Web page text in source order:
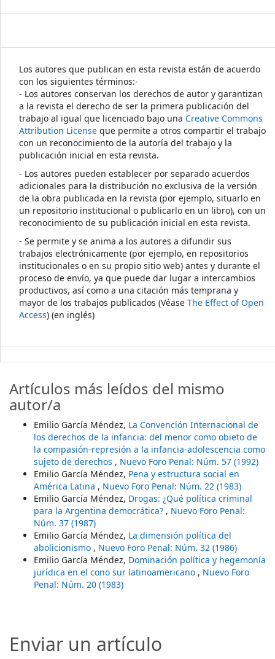
Los autores que publican en esta revista están de acuerdo
con los siguientes términos:-
- Los autores conservan los derechos de autor y garantizan
a la revista el derecho de ser la primera publicación del
trabajo al igual que licenciado bajo una Creative Commons
Attribution License que permite a otros compartir el trabajo
con un reconocimiento de la autoría del trabajo y la
publicación inicial en esta revista.
- Los autores pueden establecer por separado acuerdos
adicionales para la distribución no exclusiva de la versión
de la obra publicada en la revista (por ejemplo, situarlo en
un repositorio institucional o publicarlo en un libro), con un
reconocimiento de su publicación inicial en esta revista.
- Se permite y se anima a los autores a difundir sus
trabajos electrónicamente (por ejemplo, en repositorios
institucionales o en su propio sitio web) antes y durante el
proceso de envío, ya que puede dar lugar a intercambios
productivos, así como a una citación más temprana y
mayor de los trabajos publicados (Véase The Effect of Open
Access) (en inglés)
Artículos más leídos del mismo
autor/a
Emilio García Méndez, La Convención Internacional de
los derechos de la infancia: del menor como obieto de
la compasión-represión a la infancia-adolescencia como
sujeto de derechos , Nuevo Foro Penal: Núm. 57 (1992)
Emilio García Méndez, Pena y estructura social en
América Latina , Nuevo Foro Penal: Núm. 22 (1983)
Emilio García Méndez, Drogas: ¿Qué política criminal
para la Argentina democrática? , Nuevo Foro Penal:
Núm. 37 (1987)
Emilio García Méndez, La dimensión política del
abolicionismo , Nuevo Foro Penal: Núm. 32 (1986)
Emilio García Méndez, Dominación política y hegemonía
jurídica en el cono sur latinoamericano , Nuevo Foro
Penal: Núm. 20 (1983)
Enviar un artículo